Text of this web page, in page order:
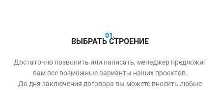
01.
ВЫБРАТЬ СТРОЕНИЕ
Достаточно позвонить или написать, менеджер предложит
вам все возможные варианты наших проектов.
До дня заключения договора вы можете вносить любые